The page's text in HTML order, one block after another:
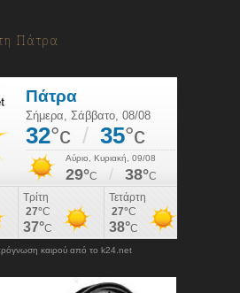
Πάτρα
καιρού από το k24.net